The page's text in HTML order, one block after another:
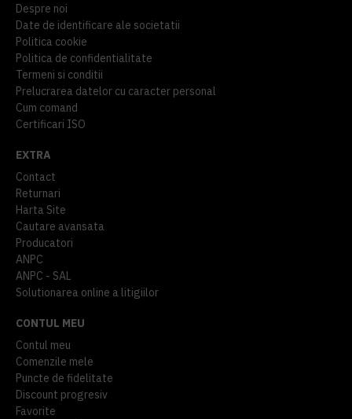
Despre noi
Date de identificare ale societatii
Politica cookie
Politica de confidentialitate
Termeni si conditii
Prelucrarea datelor cu caracter personal
Cum comand
Certificari ISO
EXTRA
Contact
Returnari
Harta Site
Cautare avansata
Producatori
ANPC
ANPC - SAL
Solutionarea online a litigiilor
CONTUL MEU
Contul meu
Comenzile mele
Puncte de fidelitate
Discount progresiv
Favorite